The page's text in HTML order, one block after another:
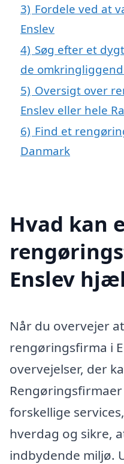
3) Fordele ved at
Enslev
4) Søg efter et
de
5) Oversigt over
Enslev eller hele
6) Find et
Danmark
Hvad kan
Enslev
Når du overvejer
rengøringsfirma i
overvejelser, der
forskellige
hverdag og sikre,
indbydende miljø.